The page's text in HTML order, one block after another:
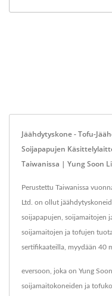
Jäähdytyskone - Tofu-
Soijapapujen
Taiwanissa | Yung Soon
Perustettu Taiwanissa
Ltd. on ollut
soijapapujen, soijamaitojen
soijamaitojen ja tofujen
sertifikaateilla, myydään 40
eversoon, joka on Yung
soijamaitokoneiden ja